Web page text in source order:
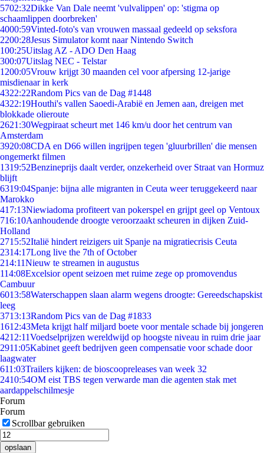
5702:32Dikke Van Dale neemt 'vulvalippen' op: 'stigma op
schaamlippen doorbreken'
4000:59Vinted-foto's van vrouwen massaal gedeeld op seksfora
2200:28Jesus Simulator komt naar Nintendo Switch
100:25Uitslag AZ - ADO Den Haag
300:07Uitslag NEC - Telstar
1200:05Vrouw krijgt 30 maanden cel voor afpersing 12-jarige
misdienaar in kerk
4322:22Random Pics van de Dag #1448
4322:19Houthi's vallen Saoedi-Arabië en Jemen aan, dreigen met
blokkade olieroute
2621:30Wegpiraat scheurt met 146 km/u door het centrum van
Amsterdam
3920:08CDA en D66 willen ingrijpen tegen 'gluurbrillen' die mensen
ongemerkt filmen
1319:52Benzineprijs daalt verder, onzekerheid over Straat van Hormuz
blijft
6319:04Spanje: bijna alle migranten in Ceuta weer teruggekeerd naar
Marokko
417:13Niewiadoma profiteert van pokerspel en grijpt geel op Ventoux
716:10Aanhoudende droogte veroorzaakt scheuren in dijken Zuid-
Holland
2715:52Italië hindert reizigers uit Spanje na migratiecrisis Ceuta
2314:17Long live the 7th of October
214:11Nieuw te streamen in augustus
114:08Excelsior opent seizoen met ruime zege op promovendus
Cambuur
6013:58Waterschappen slaan alarm wegens droogte: Gereedschapskist
leeg
3713:13Random Pics van de Dag #1833
1612:43Meta krijgt half miljard boete voor mentale schade bij jongeren
4212:11Voedselprijzen wereldwijd op hoogste niveau in ruim drie jaar
2911:05Kabinet geeft bedrijven geen compensatie voor schade door
laagwater
611:03Trailers kijken: de bioscoopreleases van week 32
2410:54OM eist TBS tegen verwarde man die agenten stak met
aardappelschilmesje
Forum
Forum
Scrollbar gebruiken
opslaan